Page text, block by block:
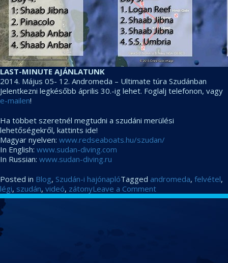
LAST-MINUTE AJÁNLATUNK
2014. Május 05- 12. Andromeda – Ultimate túra Szudánban
Jelentkezni legkésőbb április 30.-ig lehet. Foglalj telefonon, vagy
e-mailen!
Ha többet szeretnél megtudni a szudáni merülési
lehetőségekről, kattints ide!
Magyar nyelven: www.redseaboats.hu/szudan/
In English: www.sudan-diving.com
In Russian: www.sudan-diving.ru
Posted in Blog, Szudán-i hajónaplóTagged andromeda, felvétel,
légi, szudán, videó, zátonyLeave a Commenton
Lélegzetelállító